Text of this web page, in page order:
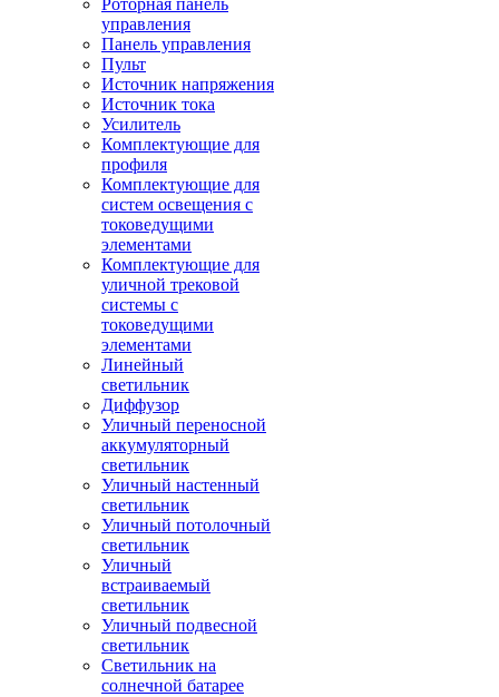
Роторная панель
управления
Панель управления
Пульт
Источник напряжения
Источник тока
Усилитель
Комплектующие для
профиля
Комплектующие для
систем освещения с
токоведущими
элементами
Комплектующие для
уличной трековой
системы с
токоведущими
элементами
Линейный
светильник
Диффузор
Уличный переносной
аккумуляторный
светильник
Уличный настенный
светильник
Уличный потолочный
светильник
Уличный
встраиваемый
светильник
Уличный подвесной
светильник
Светильник на
солнечной батарее